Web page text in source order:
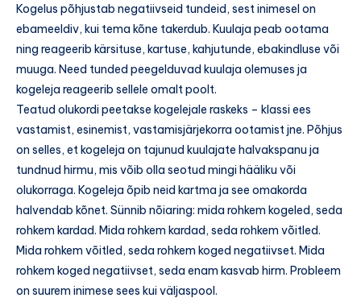
Kogelus põhjustab negatiivseid tundeid, sest inimesel on
ebameeldiv, kui tema kõne takerdub. Kuulaja peab ootama
ning reageerib kärsituse, kartuse, kahjutunde, ebakindluse või
muuga. Need tunded peegelduvad kuulaja olemuses ja
kogeleja reageerib sellele omalt poolt.
Teatud olukordi peetakse kogelejale raskeks – klassi ees
vastamist, esinemist, vastamisjärjekorra ootamist jne. Põhjus
on selles, et kogeleja on tajunud kuulajate halvakspanu ja
tundnud hirmu, mis võib olla seotud mingi hääliku või
olukorraga. Kogeleja õpib neid kartma ja see omakorda
halvendab kõnet. Sünnib nõiaring: mida rohkem kogeled, seda
rohkem kardad. Mida rohkem kardad, seda rohkem võitled.
Mida rohkem võitled, seda rohkem koged negatiivset. Mida
rohkem koged negatiivset, seda enam kasvab hirm. Probleem
on suurem inimese sees kui väljaspool.